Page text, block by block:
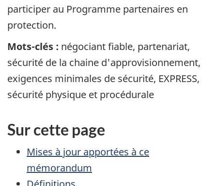
participer au Programme partenaires en
protection.
Mots-clés : négociant fiable, partenariat,
sécurité de la chaine d'approvisionnement,
exigences minimales de sécurité, EXPRESS,
sécurité physique et procédurale
Sur cette page
Mises à jour apportées à ce
mémorandum